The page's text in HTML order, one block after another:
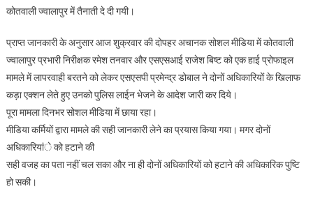
सम्भाला।
कोतवाली ज्वालापुर में तैनाती दे दी गयी।
प्राप्त जानकारी के अनुसार आज शुक्रवार की दोपहर अचानक सोशल मीडिया में कोतवाली
ज्वालापुर प्रभारी निरीक्षक रमेश तनवार और एसएसआई राजेश बिष्ट को एक हाई प्रोफाइल
मामले में लापरवाही बरतने को लेकर एसएसपी प्रमेन्द्र डोबाल ने दोनों अधिकारियों के खिलाफ
कड़ा एक्शन लेते हुए उनको पुलिस लाईन भेजने के आदेश जारी कर दिये।
पूरा मामला दिनभर सोशल मीडिया में छाया रहा।
मीडिया कर्मियों द्वारा मामले की सही जानकारी लेने का प्रयास किया गया। मगर दोनों
अधिकारियांे को हटाने की
सही वजह का पता नहीं चल सका और ना ही दोनों अधिकारियों को हटाने की अधिकारिक पुष्टि
हो सकी।